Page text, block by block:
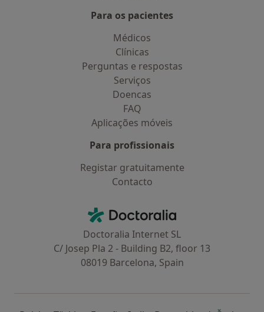
Para os pacientes
Médicos
Clínicas
Perguntas e respostas
Serviços
Doencas
FAQ
Aplicações móveis
Para profissionais
Registar gratuitamente
Contacto
Doctoralia - Homepage
Doctoralia Internet SL
C/ Josep Pla 2 - Building B2, floor 13
08019 Barcelona, Spain